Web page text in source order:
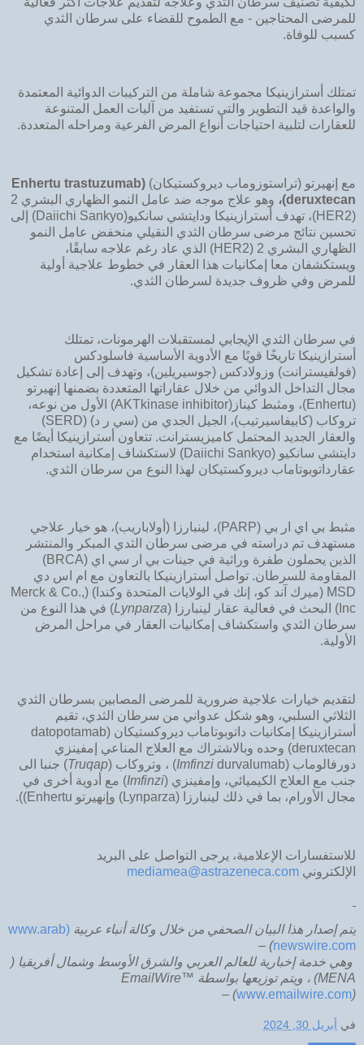
للمرضى المحتاجين - مع الطموح للقضاء على سرطان الثدي
كسبب للوفاة.
تمتلك أسترازينيكا مجموعة شاملة من التركيبات الدوائية المعتمدة
والواعدة قيد التطوير والتي تستفيد من آليات العمل المتنوعة
للعقارات لتلبية احتياجات أنواع المرض الفرعية ومراحله المتعددة.
مع إنهيرتو (تراستوزوماب ديروكستيكان) (
Enhertu trastuzumab
deruxtecan)،
وهو علاج موجه ضد عامل النمو الظهاري البشري 2
(HER2)، تهدف أسترازينيكا ودايتشي سانكيو(Daiichi Sankyo) إلى
تحسين نتائج مرضى سرطان الثدي النقيلي منخفض عامل النمو
الظهاري البشري 2 (HER2) الذي عاد رغم علاجه سابقًا،
ويستكشفان معا إمكانيات هذا العقار في خطوط علاجية أولية
للمرض وفي ظروف جديدة لسرطان الثدي.
في سرطان الثدي الإيجابي لمستقبلات الهرمونات، تمتلك
أسترازينيكا تاريخًا قويًا مع الأدوية الأساسية فاسلودكس
(فولفيسترانت) وزولادكس (جوسيريلين)، وتهدف إلى إعادة تشكيل
مجال التداخل الدوائي من خلال عقاراتها المتعددة بضمنها إنهيرتو
(Enhertu)، ومثبط كيناز(AKTkinase inhibitor) الأول من نوعه،
تروكاب (كابيفاسيرتيب)، الجيل الجدي من (سي ر د) (SERD)
والعقار الجديد المحتمل كاميزيسترانت. تتعاون أسترازينيكا أيضًا مع
دايتشي سانكيو (Daiichi Sankyo) لاستكشاف إمكانية استخدام
عقارداتوبوتاماب ديروكستيكان لهذا النوع من سرطان الثدي.
مثبط بي اي ار بي (PARP)، لينبارزا (أولاباريب)، هو خيار علاجي
مستهدف تم دراسته في مرضى سرطان الثدي المبكر والمنتشر
الذين يحملون طفرة وراثية في جينات بي ار سي اي (BRCA)
المقاومة للسرطان. تواصل أسترازينيكا بالتعاون مع ام اس دي
MSD (ميرك آند كو، إنك في الولايات المتحدة وكندا) (Merck & Co.,
Inc) البحث في فعالية عقار لينبارزا (
Lynparza) في هذا النوع من
سرطان الثدي واستكشاف إمكانيات العقار في مراحل المرض
الأولية.
لتقديم خيارات علاجية ضرورية للمرضى المصابين بسرطان الثدي
الثلاثي السلبي، وهو شكل عدواني من سرطان الثدي، تقيم
أسترازينيكا إمكانيات داتوبوتاماب ديروكستيكان (datopotamab
deruxtecan) وحده وبالاشتراك مع العلاج المناعي إمفينزي
دورفالوماب (
Imfinzi durvalumab) ، وتروكاب ( Truqap) جنبا الى
جنب مع العلاج الكيميائي، وإمفينزي (Imfinzi) مع أدوية أخرى في
مجال الأورام، بما في ذلك لينبارزا (Lynparza) وإنهيرتو Enhertu)).
للاستفسارات الإعلامية، يرجى التواصل على البريد
الإلكتروني mediamea@astrazeneca.com
يتم إصدار هذا البيان الصحفي من خلال وكالة أنباء عربية (www.arab
newswire.com
) –
وهي خدمة إخبارية للعالم العربي والشرق الأوسط وشمال أفريقيا (
MENA) ، ويتم توزيعها بواسطة EmailWire™
(www.emailwire.com) –
في أبريل 30, 2024